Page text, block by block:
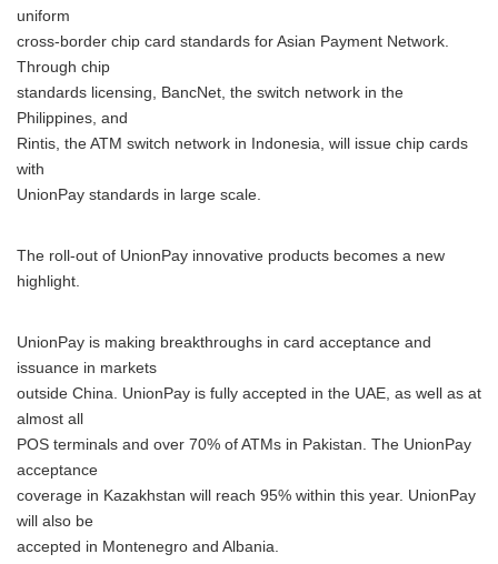
uniform
cross-border chip card standards for Asian Payment Network.
Through chip
standards licensing, BancNet, the switch network in the
Philippines, and
Rintis, the ATM switch network in Indonesia, will issue chip cards
with
UnionPay standards in large scale.
The roll-out of UnionPay innovative products becomes a new
highlight.
UnionPay is making breakthroughs in card acceptance and
issuance in markets
outside China. UnionPay is fully accepted in the UAE, as well as at
almost all
POS terminals and over 70% of ATMs in Pakistan. The UnionPay
acceptance
coverage in Kazakhstan will reach 95% within this year. UnionPay
will also be
accepted in Montenegro and Albania.